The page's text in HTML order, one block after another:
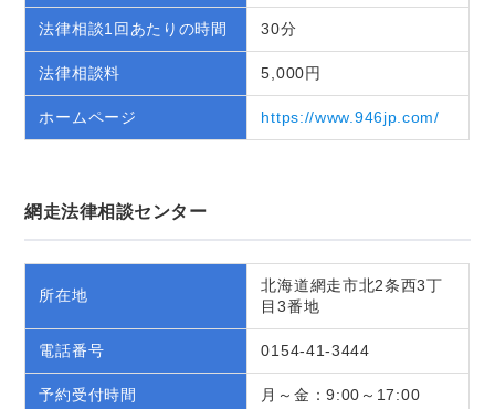
法律相談1回あたりの時間 30分
法律相談料 5,000円
ホームページ https://www.946jp.com/
網走法律相談センター
所在地
北海道網走市北2条西3丁
目3番地
電話番号 0154-41-3444
予約受付時間 月～金：9:00～17:00